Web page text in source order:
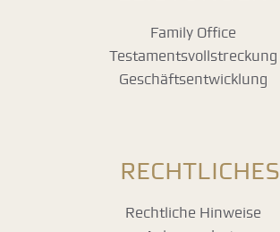
Family Office
Testamentsvollstreckung
Geschäftsentwicklung
RECHTLICHES
Rechtliche Hinweise